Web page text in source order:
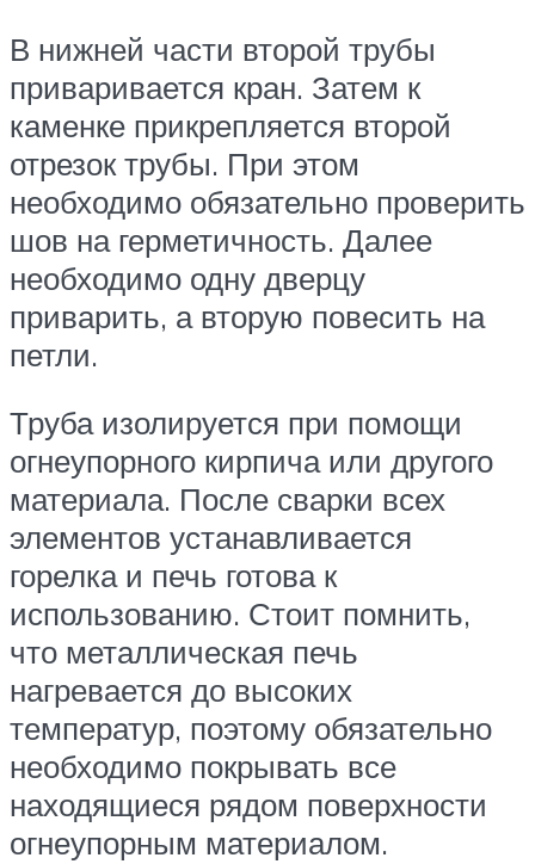
В нижней части второй трубы
приваривается кран. Затем к
каменке прикрепляется второй
отрезок трубы. При этом
необходимо обязательно проверить
шов на герметичность. Далее
необходимо одну дверцу
приварить, а вторую повесить на
петли.
Труба изолируется при помощи
огнеупорного кирпича или другого
материала. После сварки всех
элементов устанавливается
горелка и печь готова к
использованию. Стоит помнить,
что металлическая печь
нагревается до высоких
температур, поэтому обязательно
необходимо покрывать все
находящиеся рядом поверхности
огнеупорным материалом.